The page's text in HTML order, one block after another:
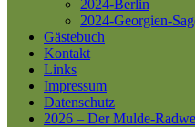
2024-Berlin
2024-Georgien-
Gästebuch
Kontakt
Links
Impressum
Datenschutz
2026 – Der Mulde-